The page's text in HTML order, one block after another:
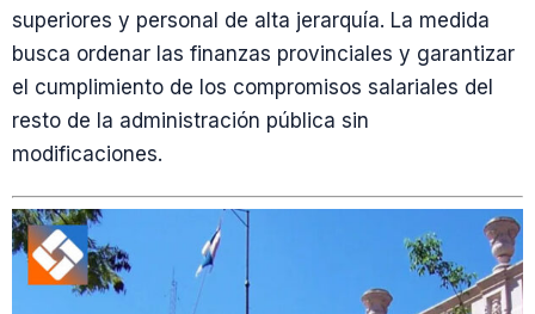
superiores y personal de alta jerarquía. La medida
busca ordenar las finanzas provinciales y garantizar
el cumplimiento de los compromisos salariales del
resto de la administración pública sin
modificaciones.